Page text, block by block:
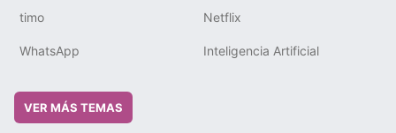
timo Netflix
WhatsApp Inteligencia Artificial
VER MÁS TEMAS